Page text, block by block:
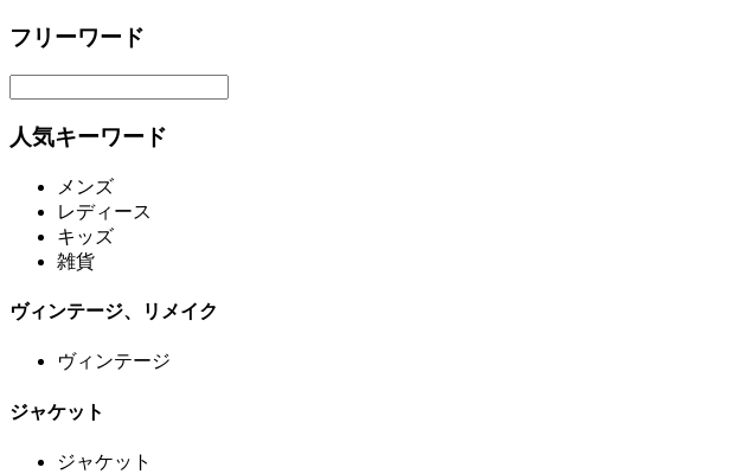
フリーワード
人気キーワード
メンズ
レディース
キッズ
雑貨
ヴィンテージ、リメイク
ヴィンテージ
ジャケット
ジャケット